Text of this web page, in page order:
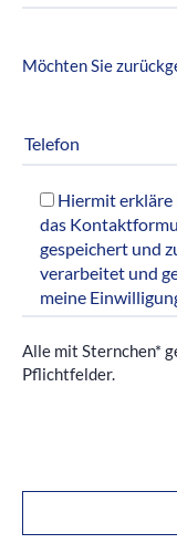
Möchten Sie
Hiermit erkläre
das
gespeichert und
verarbeitet und
meine
Alle mit Sternchen*
Pflichtfelder.